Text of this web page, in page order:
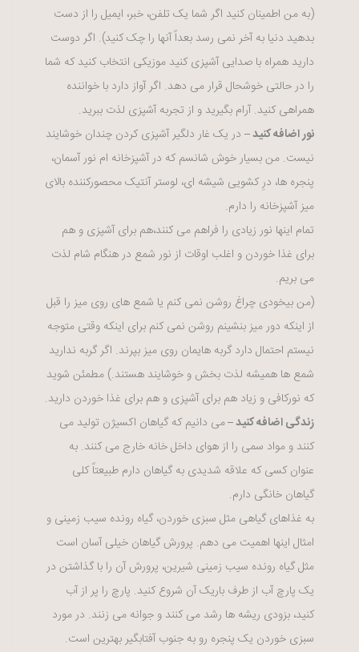
(به من اطمینان کنید اگر شما یک تلفن، خبر، ایمیل را از دست
بدهید دنیا به آخر نمی رسد بعداً آنها را چک کنید). اگر دوست
دارید همراه با صدایی آشپزی کنید موزیکی انتخاب کنید که شما
را در حالتی خوشحال قرار می دهد. اگر آواز دارد با خواننده
همراهی کنید. آرام بگیرید و از تجربه آشپزی لذت ببرید.
نور اضافه کنید – در یک غار دلگیر آشپزی کردن چندان خوشایند
نیست. من بسیار خوش شانسم که در آشپزخانه ام نور آسمان،
پنجره ها، درِ کشویی شیشه ای، لوستر آنتیک محصورکننده بالای
میز آشپزخانه را دارم.
تمام اینها نور زیادی را فراهم می کنند،هم برای آشپزی و هم
برای غذا خوردن و اغلب اوقات از نور شمع در هنگام شام لذت
می بریم.
(من بیخودی چراغ روشن نمی کنم یا شمع های روی میز را قبل
از اینکه دور میز بنشینم روشن نمی کنم برای اینکه وقتی متوجه
نیستم احتمال دارد گربه هایمان روی میز بپرند. اگر گربه ندارید
شمع ها همیشه لذت بخش و خوشایند هستند.) مطمئن شوید
که نورکافی و زیاد هم برای آشپزی و هم برای غذا خوردن دارید.
زندگی اضافه کنید –می دانیم که گیاهان اکسیژن تولید می
کنند و مواد سمی را از هوای داخل خانه خارج می کنند. به
عنوان کسی که علاقه شدیدی به گیاهان دارم طبیعتاً کلی
گیاهان خانگی دارم.
به غذاهای گیاهی مثل سبزی خوردن، گیاه رونده سیب زمینی و
امثال اینها اهمیت می دهم. پرورش گیاهان خیلی آسان است
مثل گیاه رونده سیب زمینی شیرین، پرورش آن را با گذاشتن در
یک پارچ آب از طرف باریک آن شروع کنید. پارچ را پر از آب
کنید، بزودی ریشه ها رشد می کنند و جوانه می زنند. در مورد
سبزی خوردن یک پنجره رو به جنوب آفتابگیر بهترین است.